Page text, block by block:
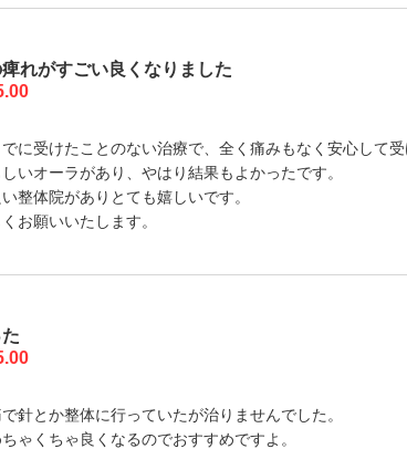
れがすごい良くなりました
に受けたことのない治療で、全く痛みもなく安心して受
いオーラがあり、やはり結果もよかったです。
整体院がありとても嬉しいです。
お願いいたします。
針とか整体に行っていたが治りませんでした。
ゃくちゃ良くなるのでおすすめですよ。